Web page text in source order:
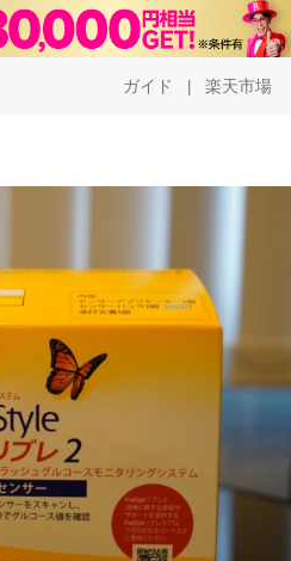
ガイド 楽天市場